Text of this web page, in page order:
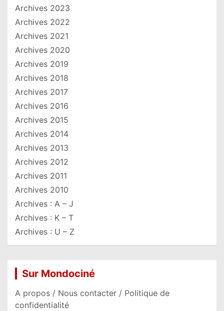
Archives 2023
Archives 2022
Archives 2021
Archives 2020
Archives 2019
Archives 2018
Archives 2017
Archives 2016
Archives 2015
Archives 2014
Archives 2013
Archives 2012
Archives 2011
Archives 2010
Archives : A – J
Archives : K – T
Archives : U – Z
Sur Mondociné
A propos / Nous contacter / Politique de
confidentialité